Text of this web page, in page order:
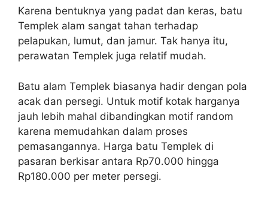
Karena bentuknya yang padat dan keras, batu
Templek alam sangat tahan terhadap
pelapukan, lumut, dan jamur. Tak hanya itu,
perawatan Templek juga relatif mudah.
Batu alam Templek biasanya hadir dengan pola
acak dan persegi. Untuk motif kotak harganya
jauh lebih mahal dibandingkan motif random
karena memudahkan dalam proses
pemasangannya. Harga batu Templek di
pasaran berkisar antara Rp70.000 hingga
Rp180.000 per meter persegi.